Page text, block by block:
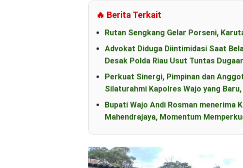
🔥 Berita Terkait
Rutan Sengkang Gelar Porseni,
Advokat Diduga Diintimidasi Saat
Desak Polda Riau Usut Tuntas
Perkuat Sinergi, Pimpinan dan
Silaturahmi Kapolres Wajo yang Baru,
Bupati Wajo Andi Rosman menerima
Mahendrajaya, Momentum